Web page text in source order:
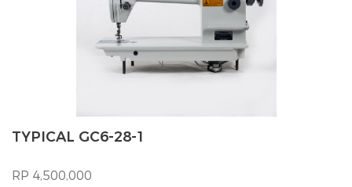
TYPICAL GC6-28-1
RP 4,500,000